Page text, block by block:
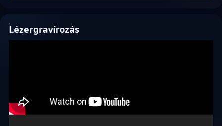
Lézergravírozás